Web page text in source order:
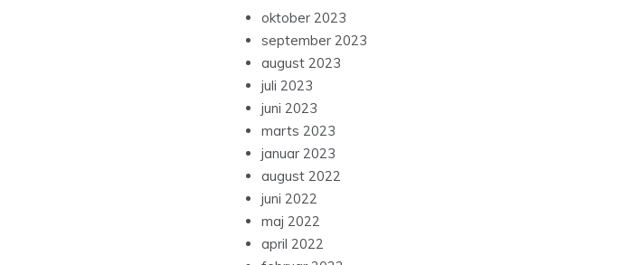
oktober 2023
september 2023
august 2023
juli 2023
juni 2023
marts 2023
januar 2023
august 2022
juni 2022
maj 2022
april 2022